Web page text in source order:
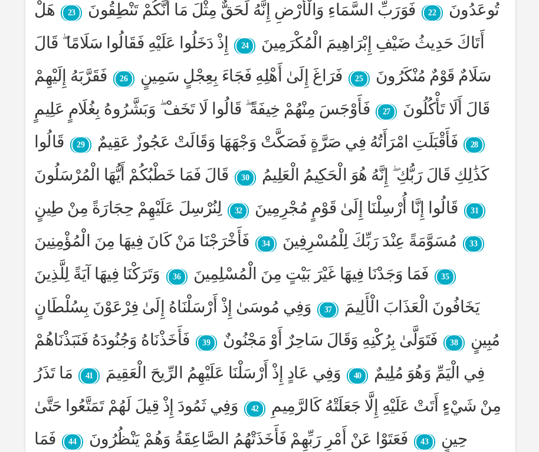
تُوعَدُونَ
22 فَوَرَبِّ السَّمَاءِ وَالْأَرْضِ إِنَّهُ لَحَقٌّ مِثْلَ مَا أَنَّكُمْ تَنْطِقُونَ 23
هَلْ
أَتَاكَ حَدِيثُ ضَيْفِ إِبْرَاهِيمَ الْمُكْرَمِينَ
24
إِذْ دَخَلُوا عَلَيْهِ فَقَالُوا سَلَامًا ۖ قَالَ
سَلَامٌ قَوْمٌ مُنْكَرُونَ
25 فَرَاغَ إِلَىٰ أَهْلِهِ فَجَاءَ بِعِجْلٍ سَمِينٍ 26
فَقَرَّبَهُ إِلَيْهِمْ
قَالَ أَلَا تَأْكُلُونَ
27 فَأَوْجَسَ مِنْهُمْ خِيفَةً ۖ قَالُوا لَا تَخَفْ ۖ وَبَشَّرُوهُ بِغُلَامٍ عَلِيمٍ
28 فَأَقْبَلَتِ امْرَأَتُهُ فِي صَرَّةٍ فَصَكَّتْ وَجْهَهَا وَقَالَتْ عَجُوزٌ عَقِيمٌ 29
قَالُوا
كَذَٰلِكِ قَالَ رَبُّكِ ۖ إِنَّهُ هُوَ الْحَكِيمُ الْعَلِيمُ
30 قَالَ فَمَا خَطْبُكُمْ أَيُّهَا الْمُرْسَلُونَ
31 قَالُوا إِنَّا أُرْسِلْنَا إِلَىٰ قَوْمٍ مُجْرِمِينَ 32 لِنُرْسِلَ عَلَيْهِمْ حِجَارَةً مِنْ طِينٍ
33 مُسَوَّمَةً عِنْدَ رَبِّكَ لِلْمُسْرِفِينَ 34 فَأَخْرَجْنَا مَنْ كَانَ فِيهَا مِنَ الْمُؤْمِنِينَ
35 فَمَا وَجَدْنَا فِيهَا غَيْرَ بَيْتٍ مِنَ الْمُسْلِمِينَ 36
وَتَرَكْنَا فِيهَا آيَةً لِلَّذِينَ
يَخَافُونَ الْعَذَابَ الْأَلِيمَ
37
وَفِي مُوسَىٰ إِذْ أَرْسَلْنَاهُ إِلَىٰ فِرْعَوْنَ بِسُلْطَانٍ
مُبِينٍ
38 فَتَوَلَّىٰ بِرُكْنِهِ وَقَالَ سَاحِرٌ أَوْ مَجْنُونٌ 39
فَأَخَذْنَاهُ وَجُنُودَهُ فَنَبَذْنَاهُمْ
فِي الْيَمِّ وَهُوَ مُلِيمٌ
40 وَفِي عَادٍ إِذْ أَرْسَلْنَا عَلَيْهِمُ الرِّيحَ الْعَقِيمَ 41
مَا تَذَرُ
مِنْ شَيْءٍ أَتَتْ عَلَيْهِ إِلَّا جَعَلَتْهُ كَالرَّمِيمِ
42
وَفِي ثَمُودَ إِذْ قِيلَ لَهُمْ تَمَتَّعُوا حَتَّىٰ
حِينٍ
43 فَعَتَوْا عَنْ أَمْرِ رَبِّهِمْ فَأَخَذَتْهُمُ الصَّاعِقَةُ وَهُمْ يَنْظُرُونَ 44
فَمَا